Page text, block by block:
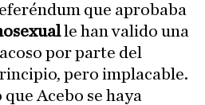
que aprobaba
le han valido una
por parte del
pero implacable.
Acebo se haya